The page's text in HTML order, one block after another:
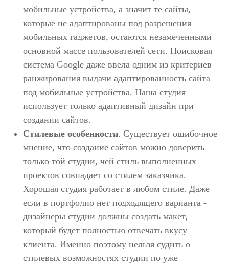
мобильные устройства, а значит те сайты,
которые не адаптированы под разрешения
мобильных гаджетов, остаются незамеченными
основной массе пользователей сети. Поисковая
система Google даже ввела одним из критериев
ранжирования выдачи адаптированность сайта
под мобильные устройства. Наша студия
использует только адаптивный дизайн при
создании сайтов.
Стилевые особенности. Существует ошибочное
мнение, что создание сайтов можно доверить
только той студии, чей стиль выполненных
проектов совпадает со стилем заказчика.
Хорошая студия работает в любом стиле. Даже
если в портфолио нет подходящего варианта -
дизайнеры студии должны создать макет,
который будет полностью отвечать вкусу
клиента. Именно поэтому нельзя судить о
стилевых возможностях студии по уже